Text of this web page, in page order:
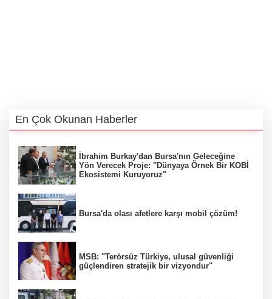
En Çok Okunan Haberler
İbrahim Burkay'dan Bursa'nın Geleceğine
Yön Verecek Proje: "Dünyaya Örnek Bir KOBİ
Ekosistemi Kuruyoruz"
Bursa'da olası afetlere karşı mobil çözüm!
MSB: "Terörsüz Türkiye, ulusal güvenliği
güçlendiren stratejik bir vizyondur"